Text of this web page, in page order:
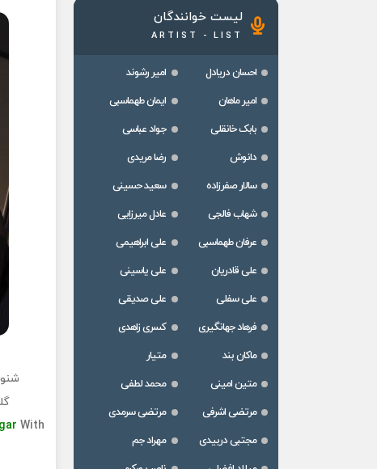
With
لیست خوانندگان
ARTIST - LIST
احسان دریادل
امیر رشوند
امیر ماهان
ایمان طهماسبی
بابک خانقلی
جواد عباسی
دانوش
رضا مریدی
سالار صفرزاده
سعید حسینی
شهاب فالجی
عادل میرزایی
عرفان طهماسبی
علی ابراهیمی
علی قادریان
علی یاسینی
علی سفلی
علی صدیقی
فرهاد جهانگیری
کسری زاهدی
ماکان بند
متیار
متین امینی
محمد لطفی
مرتضی اشرفی
مرتضی سرمدی
مجتبی دربیدی
مهراد جم